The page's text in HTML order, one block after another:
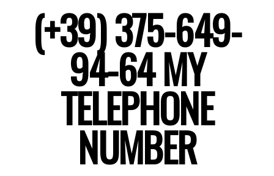
(+39) 375-649-
94-64 MY
TELEPHONE
NUMBER